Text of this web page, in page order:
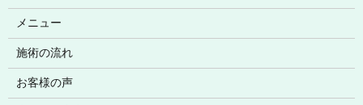
メニュー
施術の流れ
お客様の声